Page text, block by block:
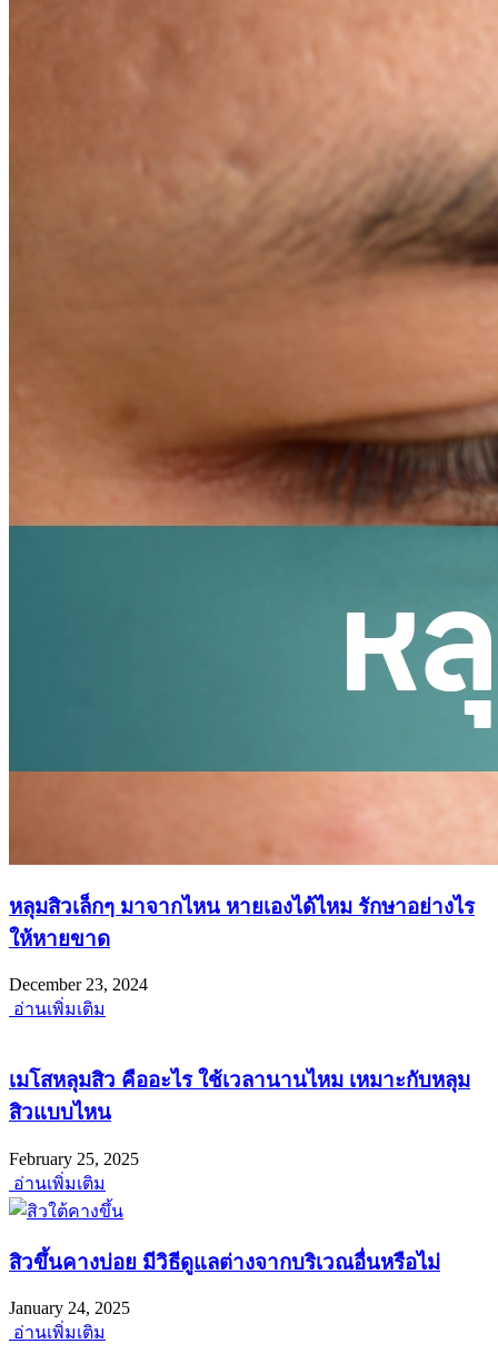
หลุมสิวเล็กๆ มาจากไหน หายเองได้ไหม รักษาอย่างไร
ให้หายขาด
December 23, 2024
อ่านเพิ่มเติม
เมโสหลุมสิว คืออะไร ใช้เวลานานไหม เหมาะกับหลุม
สิวแบบไหน
February 25, 2025
อ่านเพิ่มเติม
สิวขึ้นคางบ่อย มีวิธีดูแลต่างจากบริเวณอื่นหรือไม่
January 24, 2025
อ่านเพิ่มเติม